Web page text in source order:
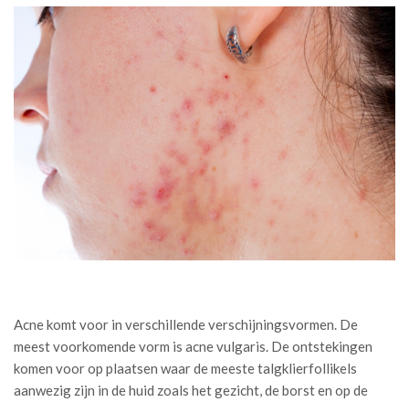
Acne komt voor in verschillende verschijningsvormen. De
meest voorkomende vorm is acne vulgaris. De ontstekingen
komen voor op plaatsen waar de meeste talgklierfollikels
aanwezig zijn in de huid zoals het gezicht, de borst en op de